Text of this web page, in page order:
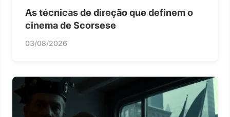
As técnicas de direção que definem o
cinema de Scorsese
03/08/2026